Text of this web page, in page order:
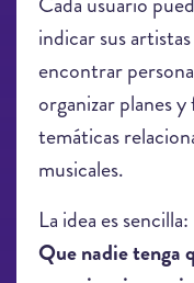
indicar sus
encontrar
organizar planes
temáticas
musicales.
La idea es sencilla:
Que nadie tenga